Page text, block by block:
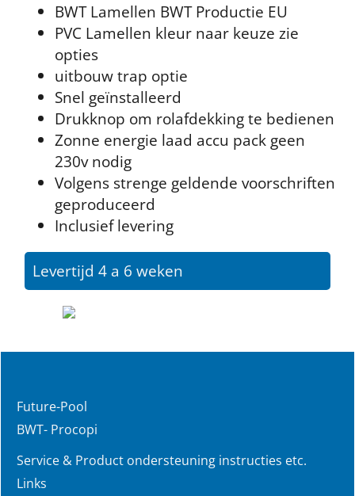
BWT Lamellen BWT Productie EU
PVC Lamellen kleur naar keuze zie
opties
uitbouw trap optie
Snel geïnstalleerd
Drukknop om rolafdekking te bedienen
Zonne energie laad accu pack geen
230v nodig
Volgens strenge geldende voorschriften
geproduceerd
Inclusief levering
Levertijd 4 a 6 weken
Future-Pool
BWT- Procopi
Service & Product ondersteuning instructies etc.
Links